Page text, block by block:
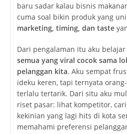
baru sadar kalau bisnis
cuma soal bikin produk yang
marketing, timing, dan taste
Dari pengalaman itu aku
semua yang viral cocok sama
pelanggan kita. Aku sempat
ideku keren, tapi ternyata
terlalu tertarik. Dari situ aku
riset pasar: lihat kompetitor,
kekinian yang lagi hits di kota
memahami preferensi